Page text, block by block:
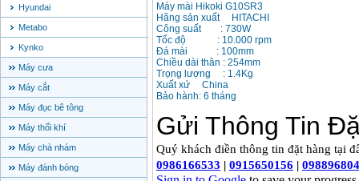
Hyundai
Metabo
Kynko
Máy cưa
Máy cắt
Máy đục bê tông
Máy thổi khí
Máy chà nhám
Máy đánh bóng
Máy mài Hikoki G10SR3
Hãng sản xuất HITACHI
Công suất : 730W
Tốc độ : 10.000 rpm
Đá mài : 100mm
Chiều dài thân : 254mm
Trọng lượng : 1.4Kg
Xuất xứ China
Bảo hành: 6 tháng